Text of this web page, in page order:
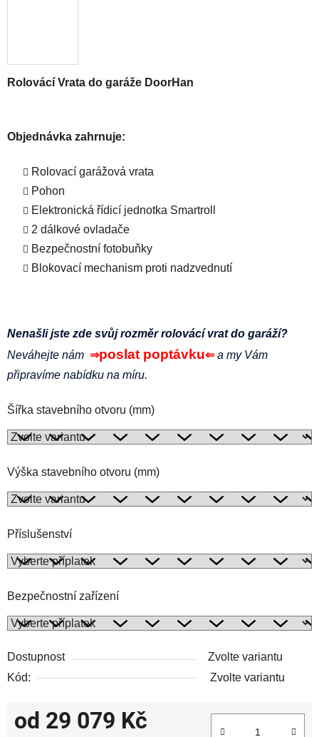
Rolovácí Vrata do garáže DoorHan
Objednávka zahrnuje:
Rolovací garážová vrata
Pohon
Elektronická řídicí jednotka Smartroll
2 dálkové ovladače
Bezpečnostní fotobuňky
Blokovací mechanism proti nadzvednutí
Nenašli jste zde svůj rozměr rolovácívrat do garáží?
Neváhejte nám ⇒poslat poptávku⇐ a my Vám
připravíme nabídku na míru.
Šířka stavebního otvoru (mm)
Výška stavebního otvoru (mm)
Příslušenství
Bezpečnostní zařízení
Dostupnost
Zvolte variantu
Kód:
Zvolte variantu
od 29 079 Kč